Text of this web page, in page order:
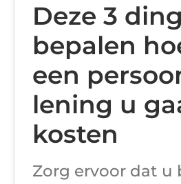
Deze 3
bepalen
een
lening u
kosten
Zorg ervoor dat u